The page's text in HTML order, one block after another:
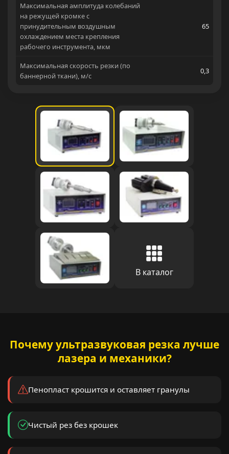
Максимальная амплитуда колебаний
на режущей кромке с
принудительным воздушным
охлаждением места крепления
рабочего инструмента, мкм
65
Максимальная скорость резки (по
баннерной ткани), м/с
0,3
В каталог
Почему ультразвуковая резка лучше
лазера и механики?
Пенопласт крошится и оставляет гранулы
Чистый рез без крошек